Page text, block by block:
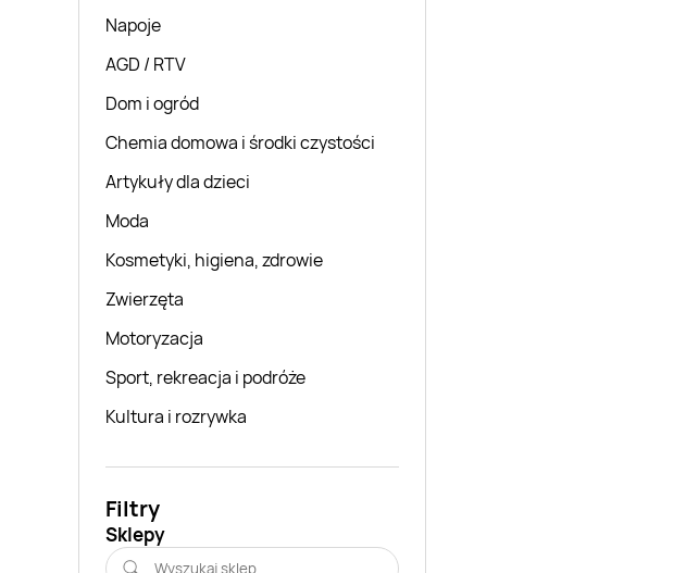
Napoje
AGD / RTV
Dom i ogród
Chemia domowa i środki czystości
Artykuły dla dzieci
Moda
Kosmetyki, higiena, zdrowie
Zwierzęta
Motoryzacja
Sport, rekreacja i podróże
Kultura i rozrywka
Filtry
Sklepy